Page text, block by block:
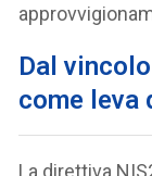
Dal
come leva
La direttiva